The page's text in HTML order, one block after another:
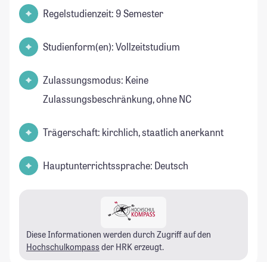
Regelstudienzeit: 9 Semester
Studienform(en): Vollzeitstudium
Zulassungsmodus: Keine
Zulassungsbeschränkung, ohne NC
Trägerschaft: kirchlich, staatlich anerkannt
Hauptunterrichtssprache: Deutsch
Diese Informationen werden durch Zugriff auf den
Hochschulkompass der HRK erzeugt.